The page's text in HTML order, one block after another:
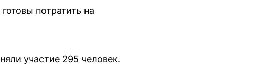
потратить на
участие 295 человек.